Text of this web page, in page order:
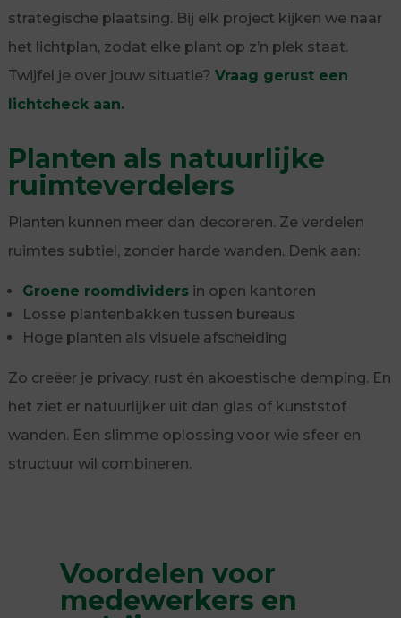
strategische plaatsing. Bij elk project kijken we naar
het lichtplan, zodat elke plant op z’n plek staat.
Twijfel je over jouw situatie? Vraag gerust een
lichtcheck aan.
Planten als natuurlijke
ruimteverdelers
Planten kunnen meer dan decoreren. Ze verdelen
ruimtes subtiel, zonder harde wanden. Denk aan:
Groene roomdividersin open kantoren
Losse plantenbakken tussen bureaus
Hoge planten als visuele afscheiding
Zo creëer je privacy, rust én akoestische demping. En
het ziet er natuurlijker uit dan glas of kunststof
wanden. Een slimme oplossing voor wie sfeer en
structuur wil combineren.
Voordelen voor
medewerkers en